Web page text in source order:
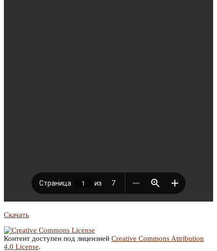
Скачать
Контент доступен под лицензией Creative Commons Attribution
4.0 License.